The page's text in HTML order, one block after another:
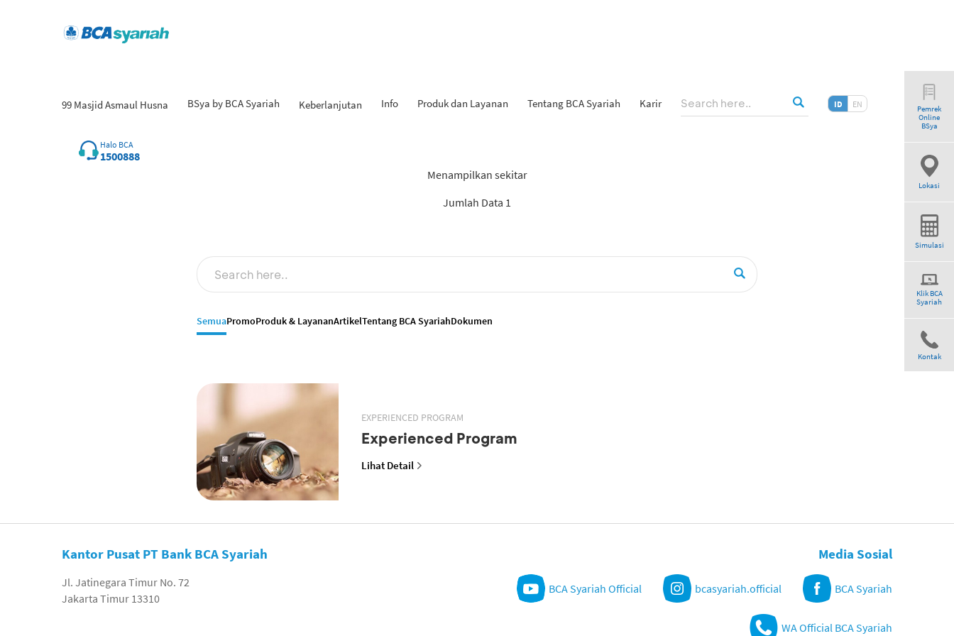
99 Masjid Asmaul Husna BSya by BCA Syariah Keberlanjutan Info Produk dan Layanan Tentang BCA Syariah Karir ID EN
Halo BCA
1500888
Pemrek
Online
BSya
Lokasi
Simulasi
Klik BCA
Syariah
Kontak
Menampilkan sekitar
Jumlah Data 1
SemuaPromoProduk & LayananArtikelTentang BCA SyariahDokumen
EXPERIENCED PROGRAM
Experienced Program
Lihat Detail
Kantor Pusat PT Bank BCA Syariah
Jl. Jatinegara Timur No. 72
Jakarta Timur 13310
Media Sosial
BCA Syariah Official bcasyariah.official BCA Syariah
WA Official BCA Syariah